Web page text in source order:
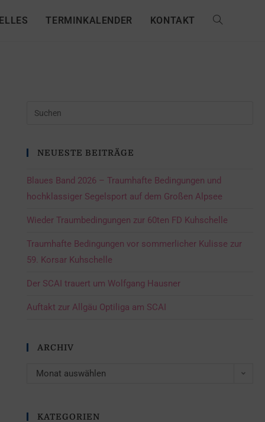
TERMINKALENDER KONTAKT
NEUESTE BEITRÄGE
Blaues Band 2026 – Traumhafte Bedingungen und
hochklassiger Segelsport auf dem Großen Alpsee
Wieder Traumbedingungen zur 60ten FD Kuhschelle
Traumhafte Bedingungen vor sommerlicher Kulisse zur
59. Korsar Kuhschelle
Der SCAI trauert um Wolfgang Hausner
Auftakt zur Allgäu Optiliga am SCAI
ARCHIV
Monat auswählen
KATEGORIEN